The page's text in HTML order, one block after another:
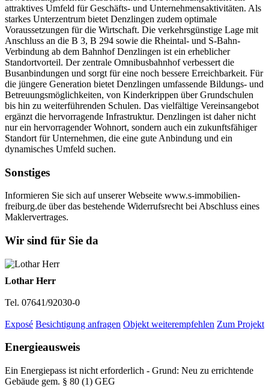
attraktives Umfeld für Geschäfts- und Unternehmensaktivitäten. Als
starkes Unterzentrum bietet Denzlingen zudem optimale
Voraussetzungen für die Wirtschaft. Die verkehrsgünstige Lage mit
Anschluss an die B 3, B 294 sowie die Rheintal- und S-Bahn-
Verbindung ab dem Bahnhof Denzlingen ist ein erheblicher
Standortvorteil. Der zentrale Omnibusbahnhof verbessert die
Busanbindungen und sorgt für eine noch bessere Erreichbarkeit. Für
die jüngere Generation bietet Denzlingen umfassende Bildungs- und
Betreuungsmöglichkeiten, von Kinderkrippen über Grundschulen
bis hin zu weiterführenden Schulen. Das vielfältige Vereinsangebot
ergänzt die hervorragende Infrastruktur. Denzlingen ist daher nicht
nur ein hervorragender Wohnort, sondern auch ein zukunftsfähiger
Standort für Unternehmen, die eine gute Anbindung und ein
dynamisches Umfeld suchen.
Sonstiges
Informieren Sie sich auf unserer Webseite www.s-immobilien-
freiburg.de über das bestehende Widerrufsrecht bei Abschluss eines
Maklervertrages.
Wir sind für Sie da
Lothar Herr
Tel. 07641/92030-0
Exposé Besichtigung anfragen Objekt weiterempfehlen Zum Projekt
Energieausweis
Ein Energiepass ist nicht erforderlich - Grund: Neu zu errichtende
Gebäude gem. § 80 (1) GEG